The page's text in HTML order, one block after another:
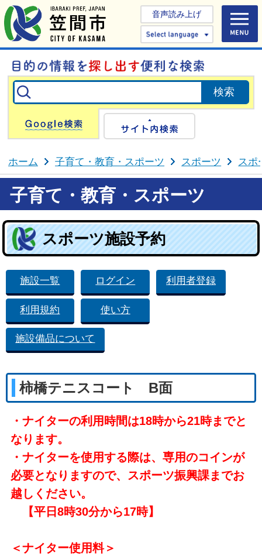
音声読み上げ
Select
Google検索
ホーム 子育て・教育・スポーツ スポーツ スポ
子育て・教育・スポーツ
スポーツ施設予約
施設一覧 ログイン 利用者登録
利用規約 使い方
施設備品について
柿橋テニスコート B面
・ナイターの利用時間は18時から21時までと
なります。
・ナイターを使用する際は、専用のコインが
必要となりますので、スポーツ振興課までお
越しください。
【平日8時30分から17時】
＜ナイター使用料＞